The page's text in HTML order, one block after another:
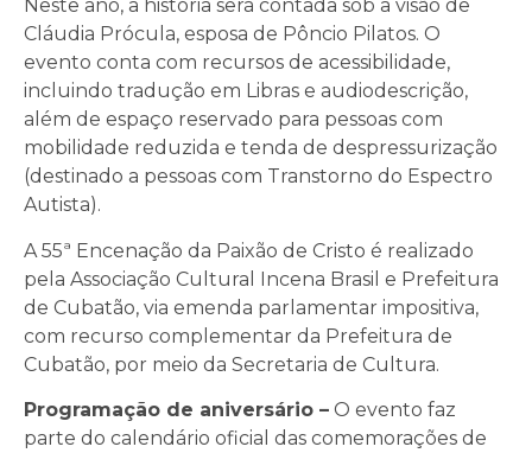
Neste ano, a história será contada sob a visão de
Cláudia Prócula, esposa de Pôncio Pilatos. O
evento conta com recursos de acessibilidade,
incluindo tradução em Libras e audiodescrição,
além de espaço reservado para pessoas com
mobilidade reduzida e tenda de despressurização
(destinado a pessoas com Transtorno do Espectro
Autista).
A 55ª Encenação da Paixão de Cristo é realizado
pela Associação Cultural Incena Brasil e Prefeitura
de Cubatão, via emenda parlamentar impositiva,
com recurso complementar da Prefeitura de
Cubatão, por meio da Secretaria de Cultura.
Programação de aniversário – O evento faz
parte do calendário oficial das comemorações de